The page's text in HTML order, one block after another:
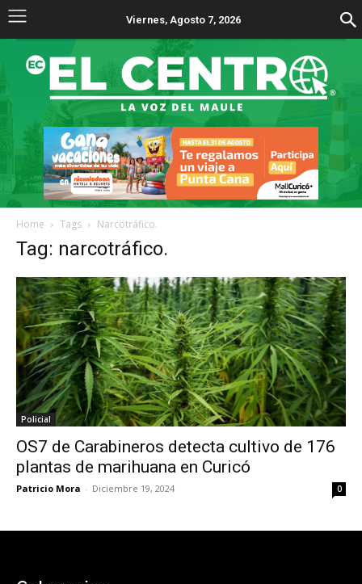
Viernes, Agosto 7, 2026
Home Tags Narcotráfico.
Tag: narcotráfico.
Policial
OS7 de Carabineros detecta cultivo de 176
plantas de marihuana en Curicó
Patricio Mora - Diciembre 19, 2024 0